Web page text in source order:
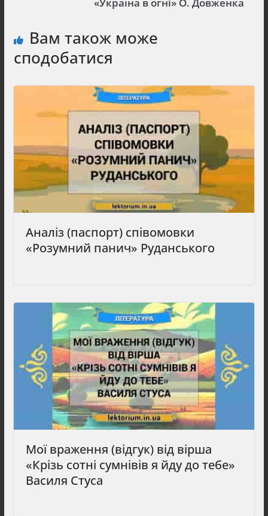
«Україна в огні» О. Довженка
Вам також може
сподобатися
Аналіз (паспорт) співомовки
«Розумний панич» Руданського
Мої враження (відгук) від вірша
«Крізь сотні сумнівів я йду до тебе»
Василя Стуса